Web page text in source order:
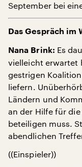
September bei
Das Gespräch im
Nana Brink: Es
vielleicht erwartet
gestrigen
liefern.
Ländern und
an der Hilfe für
beteiligen muss.
abendlichen
((Einspieler))